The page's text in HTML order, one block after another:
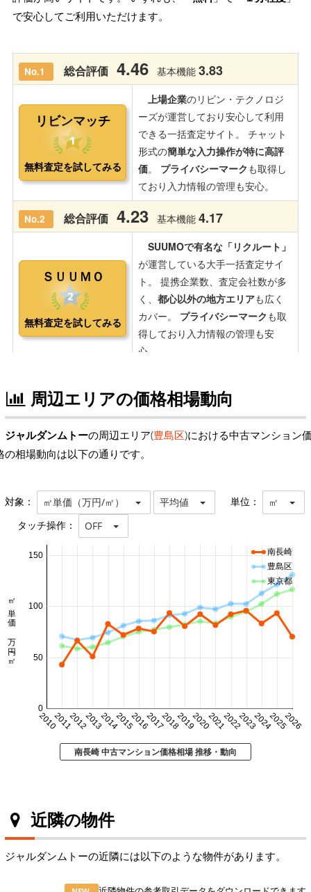
で安心してご利用いただけます。
周辺エリアの価格相場動向
ジャルダンムトーの周辺エリア(豊島区)における中古マンション
の相場動向は以下の通りです。
対象： ㎡単価（万円/㎡） 平均値 単位： ㎡
タッチ操作： OFF
20102011201220132014201520162017201820192020202120222023202420252026
0
50
100
150
㎡単価 万円/㎡
南長崎
豊島区
東京都
南長崎 中古マンション価格相場 推移・動向
近隣の物件
ジャルダンムトーの近隣には以下のような物件があります。